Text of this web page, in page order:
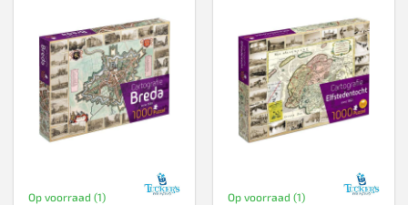
Op voorraad (1) Op voorraad (1)